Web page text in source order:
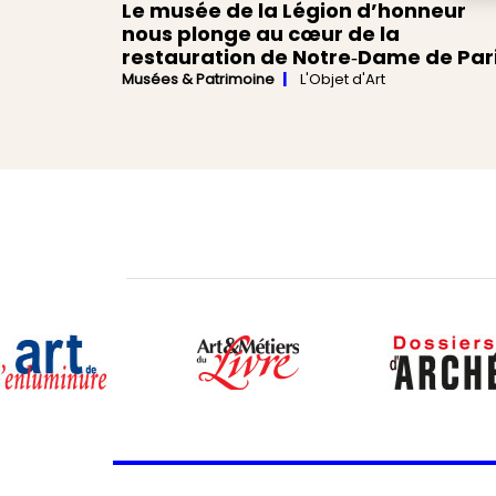
Le musée de la Légion d’honneur
nous plonge au cœur de la
restauration de Notre‑Dame de
Musées & Patrimoine L'Objet d'Art